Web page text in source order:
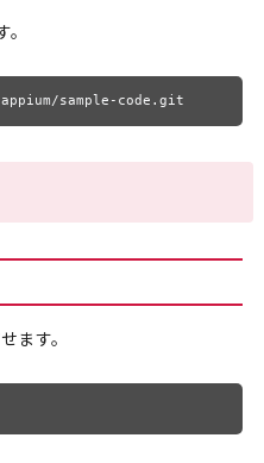
sample-code.git
ます。